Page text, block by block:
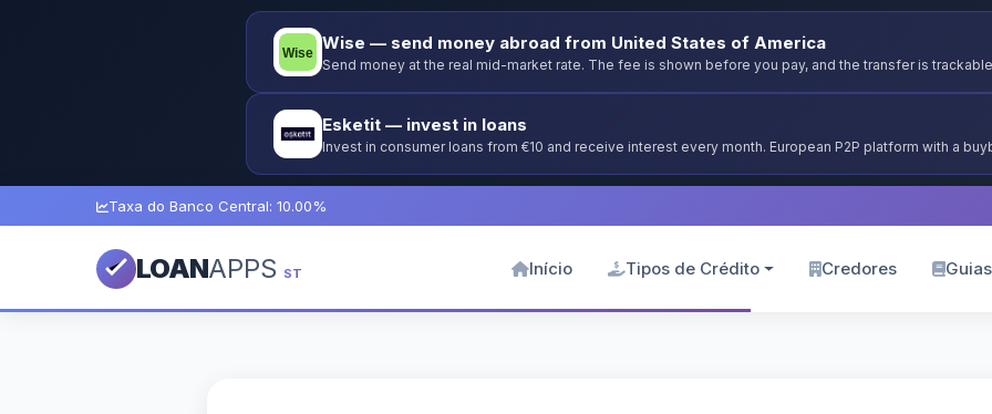
Wise — send money abroad from United States of America
Send money at the real mid-market rate. The fee is shown before you pay, and the transfer is
Esketit — invest in loans
Invest in consumer loans from €10 and receive interest every month. European P2P platform with a
Taxa do Banco Central: 10.00%
LOANAPPS ST Início Tipos de Crédito Credores Guias